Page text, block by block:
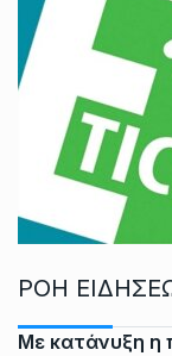
ΡΟΗ
Με κατάνυξη η